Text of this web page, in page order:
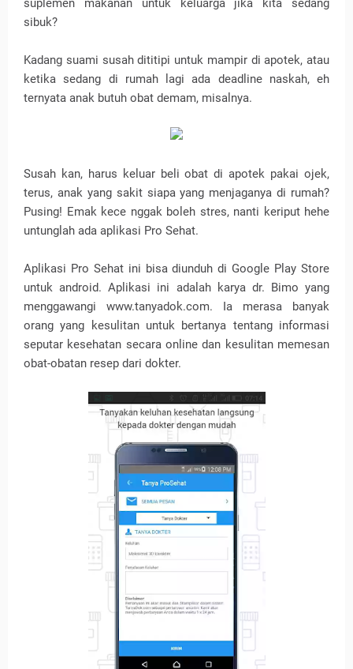
suplemen makanan untuk keluarga jika kita sedang
sibuk?
Kadang suami susah dititipi untuk mampir di apotek, atau
ketika sedang di rumah lagi ada deadline naskah, eh
ternyata anak butuh obat demam, misalnya.
Susah kan, harus keluar beli obat di apotek pakai ojek,
terus, anak yang sakit siapa yang menjaganya di rumah?
Pusing! Emak kece nggak boleh stres, nanti keriput hehe
untunglah ada aplikasi Pro Sehat.
Aplikasi Pro Sehat ini bisa diunduh di Google Play Store
untuk android. Aplikasi ini adalah karya dr. Bimo yang
menggawangi www.tanyadok.com. Ia merasa banyak
orang yang kesulitan untuk bertanya tentang informasi
seputar kesehatan secara online dan kesulitan memesan
obat-obatan resep dari dokter.